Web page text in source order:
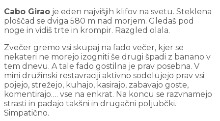
Cabo Girao je eden najvišjih klifov na svetu. Steklena
ploščad se dviga 580 m nad morjem. Gledaš pod
noge in vidiš trte in krompir. Razgled olala.
Zvečer gremo vsi skupaj na fado večer, kjer se
nekateri ne morejo izogniti še drugi špadi z banano v
tem dnevu. A tale fado gostilna je prav posebna. V
mini družinski restavraciji aktivno sodelujejo prav vsi:
pojejo, strežejo, kuhajo, kasirajo, zabavajo goste,
komentirajo…. vse na enkrat. Na koncu se razvnamejo
strasti in padajo takšni in drugačni poljubčki.
Simpatično.